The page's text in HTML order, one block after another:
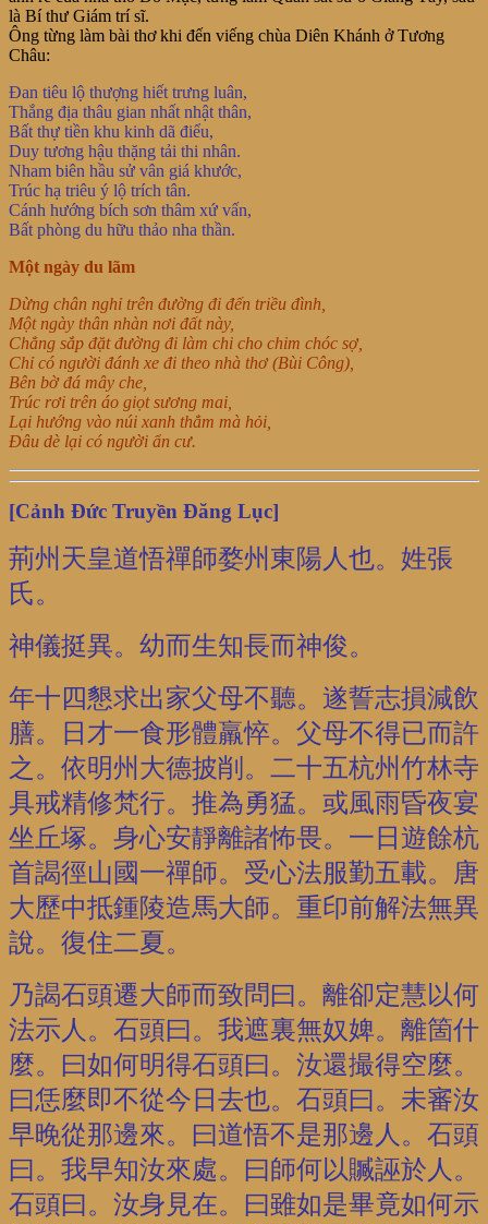
là Bí thư Giám trí sĩ.
Ông từng làm bài thơ khi đến viếng chùa Diên Khánh ở Tương
Châu:
Đan tiêu lộ thượng hiết trưng luân,
Thắng địa thâu gian nhất nhật thân,
Bất thự tiền khu kinh dã điểu,
Duy tương hậu thặng tải thi nhân.
Nham biên hầu sử vân giá khước,
Trúc hạ triêu ý lộ trích tân.
Cánh hướng bích sơn thâm xứ vấn,
Bất phòng du hữu thảo nha thần.
Một ngày du lãm
Dừng chân nghỉ trên đường đi đến triều đình,
Một ngày thân nhàn nơi đất này,
Chẳng sắp đặt đường đi làm chi cho chim chóc sợ,
Chỉ có người đánh xe đi theo nhà thơ (Bùi Công),
Bên bờ đá mây che,
Trúc rơi trên áo giọt sương mai,
Lại hướng vào núi xanh thẳm mà hỏi,
Đâu dè lại có người ẩn cư.
[Cảnh Đức Truyền Đăng Lục]
荊州天皇道悟禪師婺州東陽人也。姓張
氏。
神儀挺異。幼而生知長而神俊。
年十四懇求出家父母不聽。遂誓志損減飲
膳。日才一食形體羸悴。父母不得已而許
之。依明州大德披削。二十五杭州竹林寺
具戒精修梵行。推為勇猛。或風雨昏夜宴
坐丘塚。身心安靜離諸怖畏。一日遊餘杭
首謁徑山國一禪師。受心法服勤五載。唐
大歷中抵鍾陵造馬大師。重印前解法無異
說。復住二夏。
乃謁石頭遷大師而致問曰。離卻定慧以何
法示人。石頭曰。我遮裏無奴婢。離箇什
麼。曰如何明得石頭曰。汝還撮得空麼。
曰恁麼即不從今日去也。石頭曰。未審汝
早晚從那邊來。曰道悟不是那邊人。石頭
曰。我早知汝來處。曰師何以贓誣於人。
石頭曰。汝身見在。曰雖如是畢竟如何示